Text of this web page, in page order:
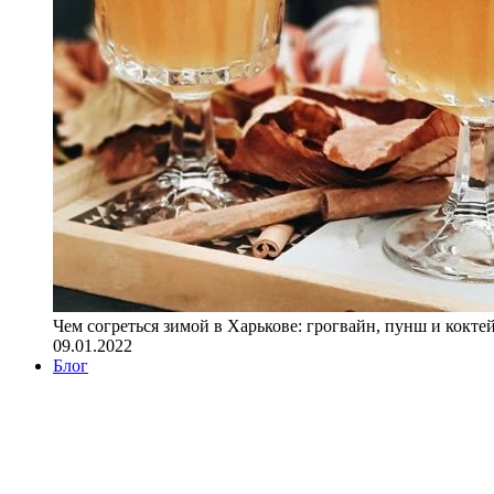
Чем согреться зимой в Харькове: грогвайн, пунш и
09.01.2022
Блог